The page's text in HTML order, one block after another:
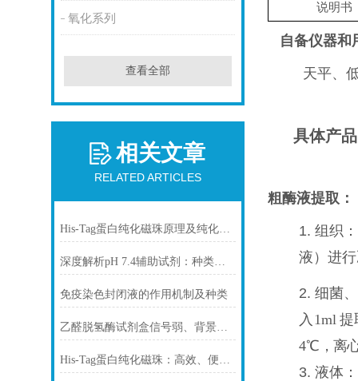
氧化系列
查看全部
相关文章
RELATED ARTICLES
His-Tag蛋白纯化磁珠原理及纯化步骤
深度解析pH 7.4辅助试剂：种类、选择
免疫染色封闭液的作用机制及种类
乙醛脱氢酶试剂盒信号弱、背景高、重复性差怎么办？
His-Tag蛋白纯化磁珠：高效、便捷的蛋白纯化解决方案
说明书
自备仪器和
天平、
具体产
粗酶液提取：
1. 组织
液） 进
2. 细菌
入 1ml 提
4℃ ，离
3. 液体